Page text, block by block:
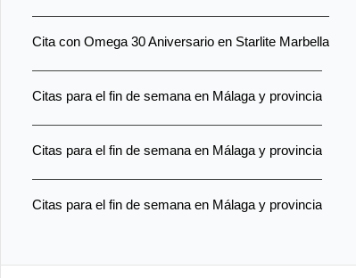
Cita con Omega 30 Aniversario en Starlite Marbella
Citas para el fin de semana en Málaga y provincia
Citas para el fin de semana en Málaga y provincia
Citas para el fin de semana en Málaga y provincia